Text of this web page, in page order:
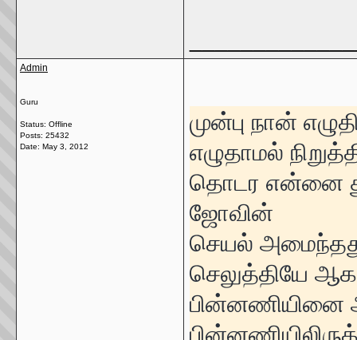
Admin
Guru
Status: Offline
Posts: 25432
Date: May 3, 2012
முன்பு நான்
எழுதாமல்
தொடர என்னை
ஜோவின்
செயல்
செலுத்தியே